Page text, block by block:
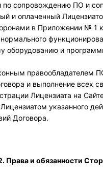
по сопровождению ПО и
и оплаченный
в Приложении № 1
правообладателем
и выполнение всех
Лицензиата на
указанного
Договора.
Права и обязанности